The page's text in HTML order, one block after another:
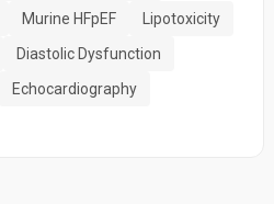
Murine HFpEF
Lipotoxicity
Diastolic Dysfunction
Echocardiography